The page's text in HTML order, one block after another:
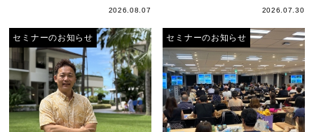
2026.08.07 2026.07.30
セミナーのお知らせ セミナーのお知らせ